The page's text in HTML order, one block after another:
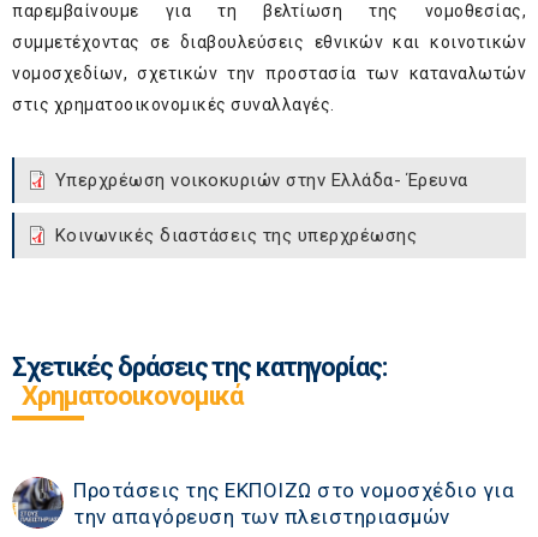
παρεμβαίνουμε για τη βελτίωση της νομοθεσίας,
συμμετέχοντας σε διαβουλεύσεις εθνικών και κοινοτικών
νομοσχεδίων, σχετικών την προστασία των καταναλωτών
στις χρηματοοικονομικές συναλλαγές.
Υπερχρέωση νοικοκυριών στην Ελλάδα- Έρευνα
Κοινωνικές διαστάσεις της υπερχρέωσης
Σχετικές δράσεις της κατηγορίας:
Χρηματοοικονομικά
Προτάσεις της ΕΚΠΟΙΖΩ στο νομοσχέδιο για
την απαγόρευση των πλειστηριασμών